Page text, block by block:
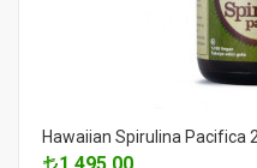
Hawaiian Spirulina Pacifica